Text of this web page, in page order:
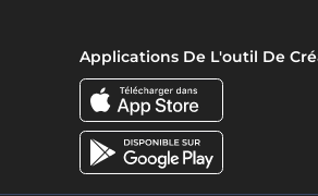
Applications De L'outil De